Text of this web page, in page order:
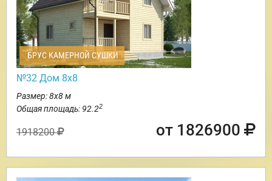
БРУС КАМЕРНОЙ СУШКИ
№32 Дом 8х8
Размер: 8х8 м
Общая площадь: 92.22
1918200 от 1826900